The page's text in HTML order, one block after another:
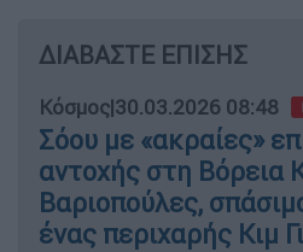
ΔΙΑΒΑΣΤΕ ΕΠΙΣΗΣ
Κόσμος|30.03.2026 08:48
Σόου με «ακραίες»
αντοχής στη Βόρεια
Βαριοπούλες,
ένας περιχαρής Κιμ